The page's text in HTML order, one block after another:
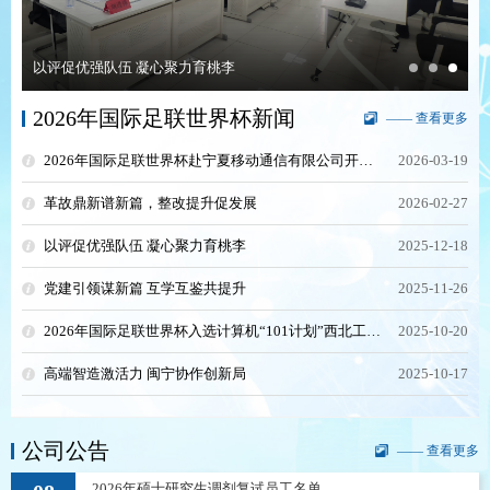
以评促优强队伍 凝心聚力育桃李
2026年国际足联世界杯新闻 —— 查看更多
2026年国际足联世界杯赴宁夏移动通信有限公司开展调研和访企拓岗活动 2026-03-19
革故鼎新谱新篇，整改提升促发展 2026-02-27
以评促优强队伍 凝心聚力育桃李 2025-12-18
党建引领谋新篇 互学互鉴共提升 2025-11-26
2026年国际足联世界杯入选计算机“101计划”西北工作组成员单位 2025-10-20
高端智造激活力 闽宁协作创新局 2025-10-17
公司公告 —— 查看更多